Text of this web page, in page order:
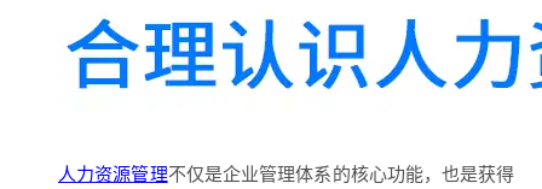
人力资源管理不仅是企业管理体系的核心功能，也是获得